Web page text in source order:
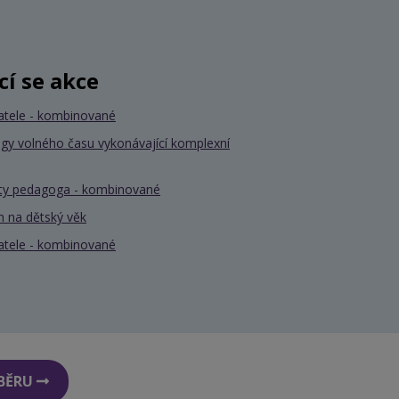
se akce
- kombinované
volného času vykonávající komplexní
pedagoga - kombinované
na dětský věk
- kombinované